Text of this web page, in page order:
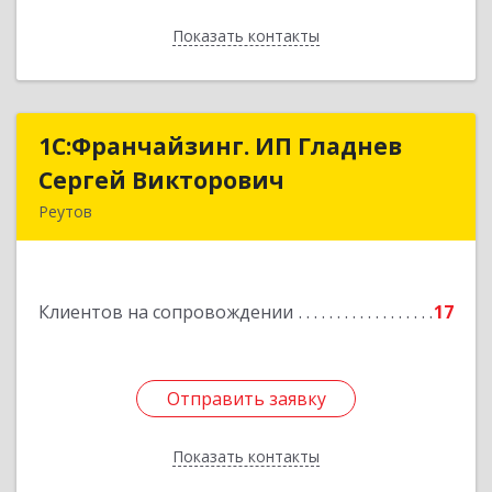
Показать контакты
Назад
1С:Франчайзинг. ИП Гладнев
Сергей Викторович
Реутов
Клиентов на сопровождении 17
Отправить заявку
Показать контакты
1С:Франчайзинг. ИП Гладнев
Сергей Викторович
Подробнее
Отправить заявку
Назад